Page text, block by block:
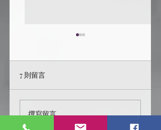
源：讓你的故事活起
【
7 則留言
撰寫留言......